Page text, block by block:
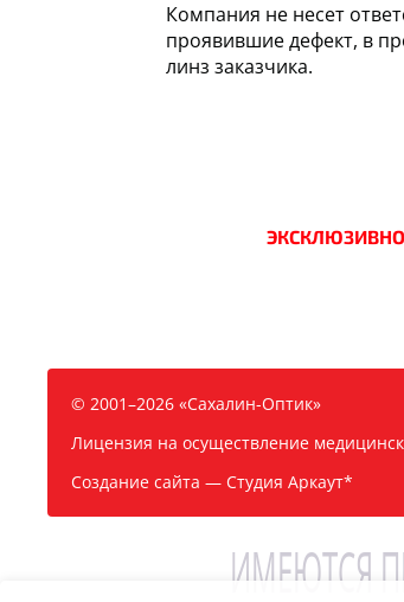
Компания не несет
проявившие дефект, в
линз заказчика.
© 2001–2026 «Сахалин-Оптик»
Лицензия на осуществление
Создание сайта — Студия Аркаут*
ИМЕЮТСЯ